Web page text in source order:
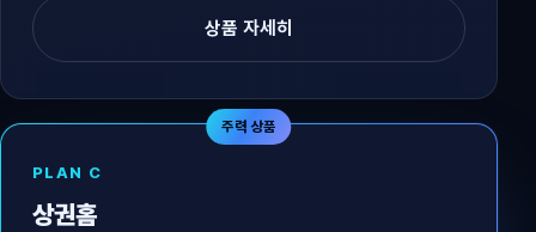
상품 자세히
주력 상품
PLAN C
상권홈